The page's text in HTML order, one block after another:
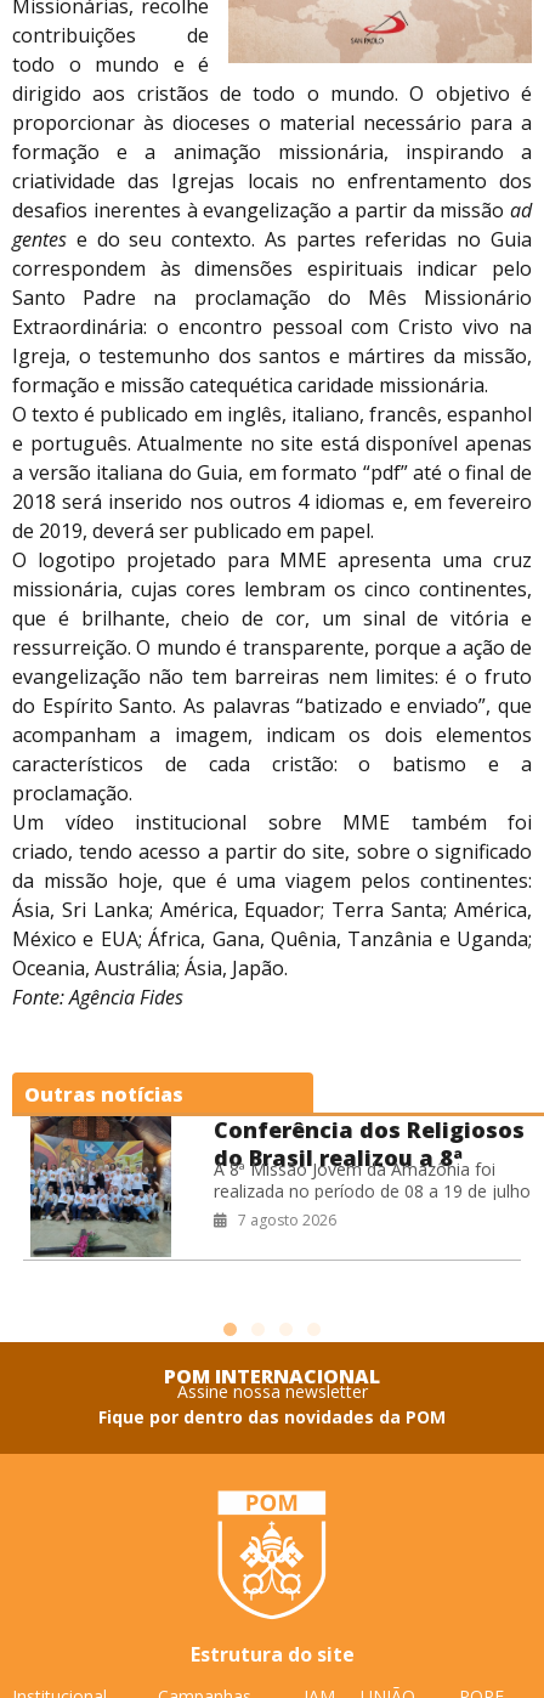
Missionárias, recolhe
contribuições de
todo o mundo e é
dirigido aos cristãos de todo o mundo. O objetivo é
proporcionar às dioceses o material necessário para a
formação e a animação missionária, inspirando a
criatividade das Igrejas locais no enfrentamento dos
desafios inerentes à evangelização a partir da missão ad
gentes e do seu contexto. As partes referidas no Guia
correspondem às dimensões espirituais indicar pelo
Santo Padre na proclamação do Mês Missionário
Extraordinária: o encontro pessoal com Cristo vivo na
Igreja, o testemunho dos santos e mártires da missão,
formação e missão catequética caridade missionária.
O texto é publicado em inglês, italiano, francês, espanhol
e português. Atualmente no site está disponível apenas
a versão italiana do Guia, em formato “pdf” até o final de
2018 será inserido nos outros 4 idiomas e, em fevereiro
de 2019, deverá ser publicado em papel.
O logotipo projetado para MME apresenta uma cruz
missionária, cujas cores lembram os cinco continentes,
que é brilhante, cheio de cor, um sinal de vitória e
ressurreição. O mundo é transparente, porque a ação de
evangelização não tem barreiras nem limites: é o fruto
do Espírito Santo. As palavras “batizado e enviado”, que
acompanham a imagem, indicam os dois elementos
característicos de cada cristão: o batismo e a
proclamação.
Um vídeo institucional sobre MME também foi
criado, tendo acesso a partir do site, sobre o significado
da missão hoje, que é uma viagem pelos continentes:
Ásia, Sri Lanka; América, Equador; Terra Santa; América,
México e EUA; África, Gana, Quênia, Tanzânia e Uganda;
Oceania, Austrália; Ásia, Japão.
Fonte: Agência Fides
Outras notícias
Conferência dos Religiosos
do Brasil realizou a 8ª
Missão Jovem na Amazônia
A 8ª Missão Jovem da Amazônia foi
realizada no período de 08 a 19 de julho
de 2026, na Prelazia de São Félix do
7 agosto 2026
POM INTERNACIONAL
Assine nossa newsletter
Fique por dentro das novidades da POM
Estrutura do site